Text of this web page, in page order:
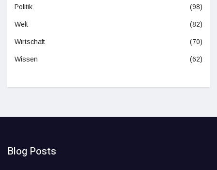
Politik (98)
Welt (82)
Wirtschaft (70)
Wissen (62)
Blog Posts